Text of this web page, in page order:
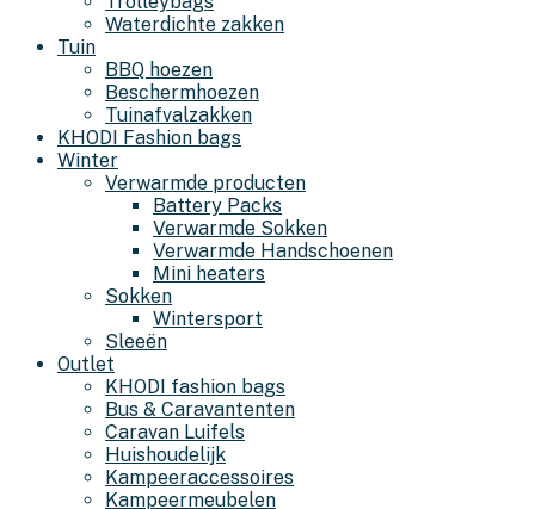
Waterdichte zakken
Tuin
BBQ hoezen
Beschermhoezen
Tuinafvalzakken
KHODI Fashion bags
Winter
Verwarmde producten
Battery Packs
Verwarmde Sokken
Verwarmde Handschoenen
Mini heaters
Sokken
Wintersport
Sleeën
Outlet
KHODI fashion bags
Bus & Caravantenten
Caravan Luifels
Huishoudelijk
Kampeeraccessoires
Kampeermeubelen